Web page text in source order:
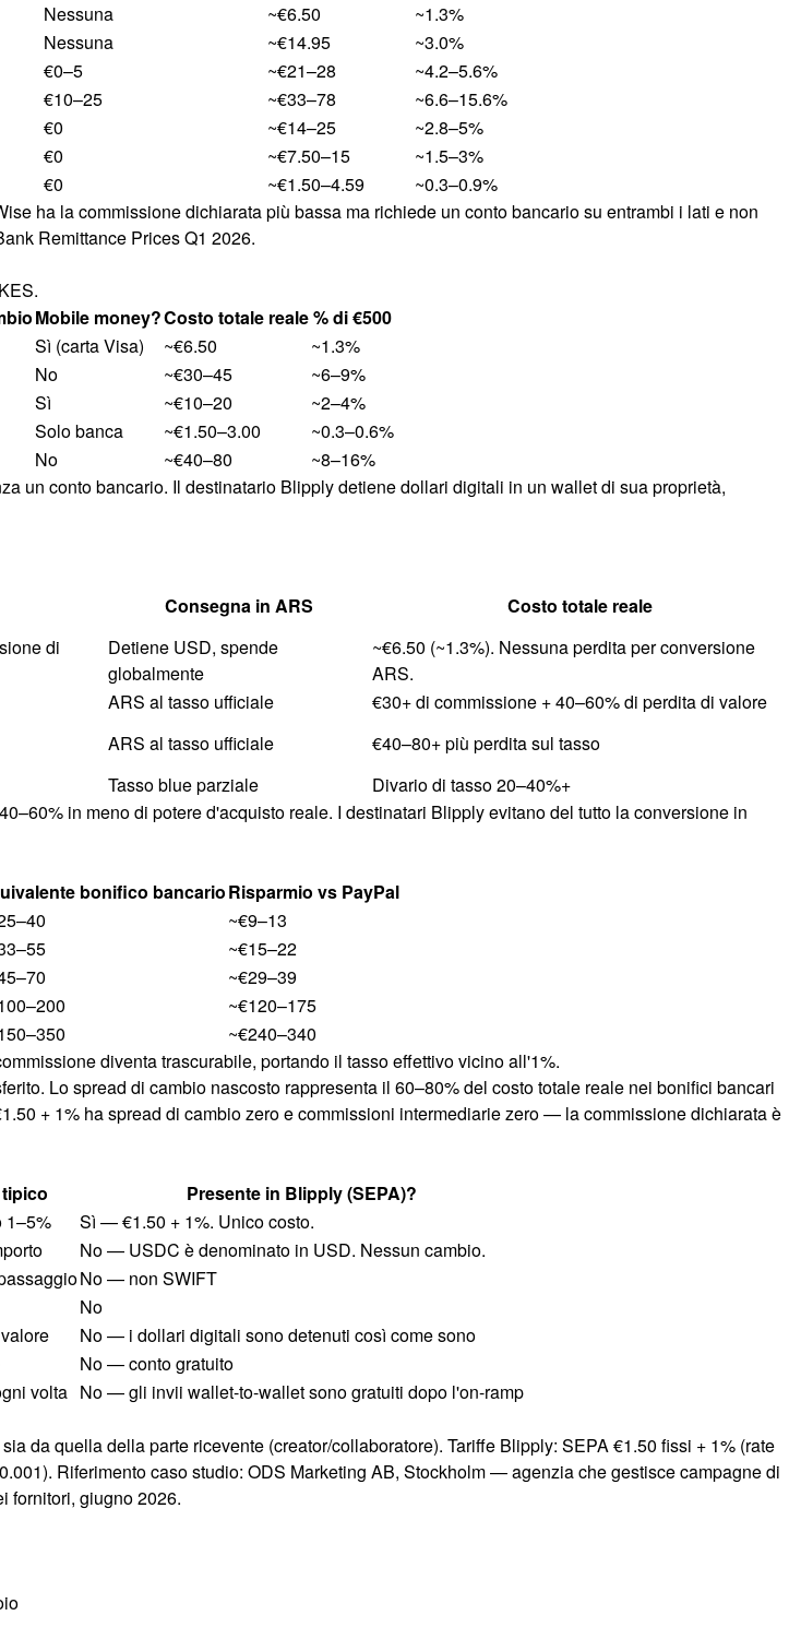
Nessuna ~€6.50
~1.3%
Nessuna ~€14.95
~3.0%
€0–5 ~€21–28
~4.2–5.6%
€10–25 ~€33–78
~6.6–15.6%
€0 ~€14–25
~2.8–5%
€0 ~€7.50–15
~1.5–3%
€0 ~€1.50–4.59
~0.3–0.9%
ha la commissione dichiarata più bassa ma richiede un conto bancario su entrambi i lati e non
Remittance Prices Q1 2026.
Mobile money?Costo totale reale% di €500
Sì (carta Visa) ~€6.50
~1.3%
No ~€30–45
~6–9%
Sì ~€10–20
~2–4%
Solo banca ~€1.50–3.00
~0.3–0.6%
No ~€40–80
~8–16%
un conto bancario. Il destinatario Blipply detiene dollari digitali in un wallet di sua proprietà,
Consegna in ARS Costo totale reale
di
Detiene USD, spende
globalmente
~€6.50 (~1.3%). Nessuna perdita per conversione
ARS.
ARS al tasso ufficiale
€30+ di commissione + 40–60% di perdita di valore
ARS al tasso ufficiale
€40–80+ più perdita sul tasso
Tasso blue parziale
Divario di tasso 20–40%+
in meno di potere d'acquisto reale. I destinatari Blipply evitano del tutto la conversione in
bonifico bancarioRisparmio vs PayPal
~€9–13
~€15–22
~€29–39
~€120–175
~€240–340
diventa trascurabile, portando il tasso effettivo vicino all'1%.
Lo spread di cambio nascosto rappresenta il 60–80% del costo totale reale nei bonifici bancari
+ 1% ha spread di cambio zero e commissioni intermediarie zero — la commissione dichiarata è
Presente in Blipply (SEPA)?
1–5%
Sì — €1.50 + 1%. Unico costo.
No — USDC è denominato in USD. Nessun cambio.
No — non SWIFT
No
No — i dollari digitali sono detenuti così come sono
No — conto gratuito
volta No — gli invii wallet-to-wallet sono gratuiti dopo l'on-ramp
da quella della parte ricevente (creator/collaboratore). Tariffe Blipply: SEPA €1.50 fissi + 1% (rate
Riferimento caso studio: ODS Marketing AB, Stockholm — agenzia che gestisce campagne di
fornitori, giugno 2026.